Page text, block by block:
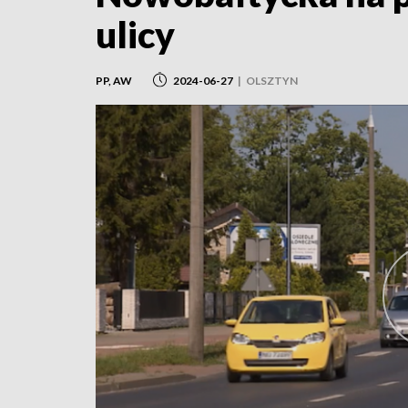
ulicy
PP, AW 2024-06-27 | OLSZTYN